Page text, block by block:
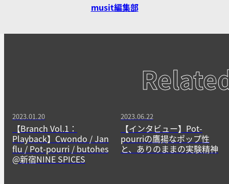
musit編集部
2023.01.20
【Branch Vol.1：
Playback】Cwondo / Jan
flu / Pot-pourri / butohes
@新宿NINE SPICES
2023.06.22
【インタビュー】Pot-
pourriの鷹揚なポップ性
と、ありのままの実験精神